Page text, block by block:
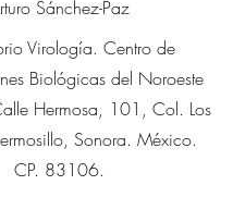
Sánchez-Paz
Virología. Centro de
Biológicas del Noroeste
Hermosa, 101, Col. Los
Sonora. México.
CP. 83106.